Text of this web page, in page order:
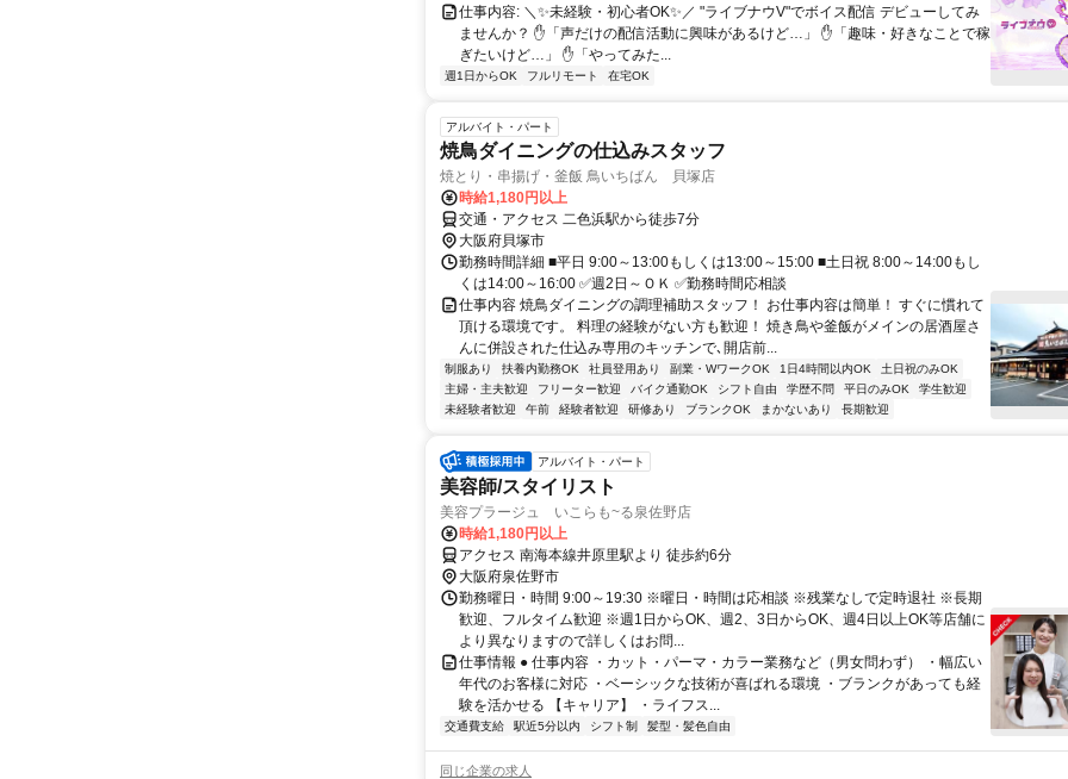
仕事内容: ＼✨未経験・初心者OK✨／ "ライブナウV"でボイス配信 デビューしてみ
ませんか？ ✋「声だけの配信活動に興味があるけど…」 ✋「趣味・好きなことで稼
ぎたいけど…」 ✋「やってみた...
週1日からOK フルリモート 在宅OK
アルバイト・パート
焼鳥ダイニングの仕込みスタッフ
焼とり・串揚げ・釜飯 鳥いちばん 貝塚店
時給1,180円以上
交通・アクセス 二色浜駅から徒歩7分
大阪府貝塚市
勤務時間詳細 ■平日 9:00～13:00もしくは13:00～15:00 ■土日祝 8:00～14:00もし
くは14:00～16:00 ✅週2日～ＯＫ ✅勤務時間応相談
仕事内容 焼鳥ダイニングの調理補助スタッフ！ お仕事内容は簡単！ すぐに慣れて
頂ける環境です。 料理の経験がない方も歓迎！ 焼き鳥や釜飯がメインの居酒屋さ
んに併設された仕込み専用のキッチンで､開店前...
制服あり 扶養内勤務OK 社員登用あり 副業・WワークOK 1日4時間以内OK
土日祝のみOK
主婦・主夫歓迎
フリーター歓迎 バイク通勤OK シフト自由 学歴不問 平日のみOK
学生歓迎
未経験者歓迎
午前 経験者歓迎 研修あり ブランクOK まかないあり 長期歓迎
アルバイト・パート
美容師/スタイリスト
美容プラージュ いこらも~る泉佐野店
時給1,180円以上
アクセス 南海本線井原里駅より 徒歩約6分
大阪府泉佐野市
勤務曜日・時間 9:00～19:30 ※曜日・時間は応相談 ※残業なしで定時退社 ※長期
歓迎、フルタイム歓迎 ※週1日からOK、週2、3日からOK、週4日以上OK等店舗に
より異なりますので詳しくはお問...
仕事情報 ● 仕事内容 ・カット・パーマ・カラー業務など（男女問わず） ・幅広い
年代のお客様に対応 ・ベーシックな技術が喜ばれる環境 ・ブランクがあっても経
験を活かせる 【キャリア】 ・ライフス...
交通費支給 駅近5分以内 シフト制 髪型・髪色自由
同じ企業の求人